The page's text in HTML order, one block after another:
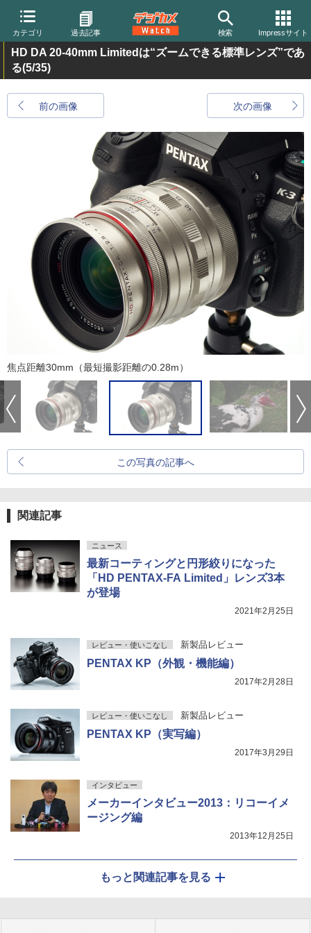
カテゴリ 過去記事 検索 Impressサイト
HD DA 20-40mm Limitedは“ズームできる標準レンズ”であ
る(5/35)
前の画像 次の画像
焦点距離30mm（最短撮影距離の0.28m）
この写真の記事へ
関連記事
ニュース
最新コーティングと円形絞りになった
「HD PENTAX-FA Limited」レンズ3本
が登場
2021年2月25日
レビュー・使いこなし 新製品レビュー
PENTAX KP（外観・機能編）
2017年2月28日
レビュー・使いこなし 新製品レビュー
PENTAX KP（実写編）
2017年3月29日
インタビュー
メーカーインタビュー2013：リコーイメ
ージング編
2013年12月25日
もっと関連記事を見る